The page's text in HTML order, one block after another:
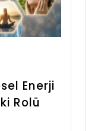
Enerji
Rolü